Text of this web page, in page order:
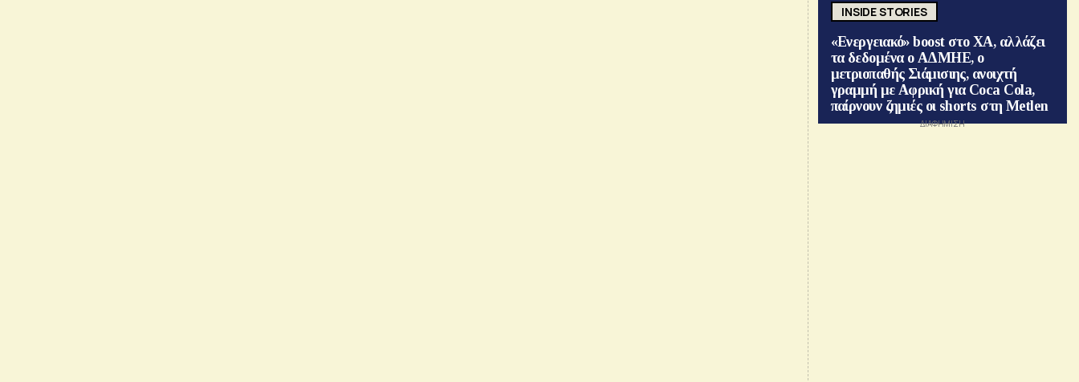
INSIDE STORIES
«Ενεργειακό» boost στο ΧΑ, αλλάζει
τα δεδομένα ο ΑΔΜΗΕ, ο
μετριοπαθής Σιάμισιης, ανοιχτή
γραμμή με Αφρική για Coca Cola,
παίρνουν ζημιές οι shorts στη Metlen